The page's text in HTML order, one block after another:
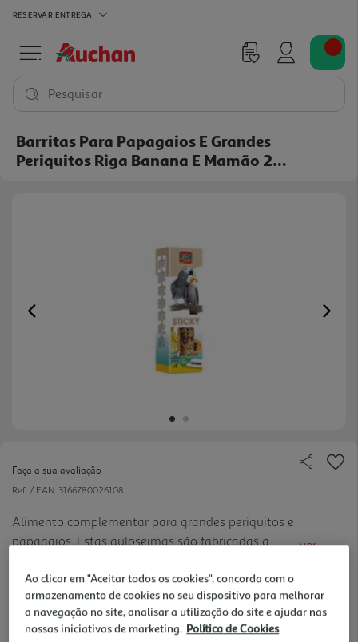
RESERVAR ENTREGA
Pesquisar
Barritas Para Papagaios E Grandes
Periquitos Riga Banana E Mamão 2
Previous
Faça a sua avaliação
Ref. / EAN: 3166780026108
Alimento complementar para grandes periquitos e
papagaios. Estas guloseimas são fabricadas a
cuidadosamente selecionadas.
ver
2 €/un
Ao clicar em "Aceitar todos os cookies", concorda com o
armazenamento de cookies no seu dispositivo para melhorar
a navegação no site, analisar a utilização do site e ajudar nas
nossas iniciativas de marketing. Política de Cookies